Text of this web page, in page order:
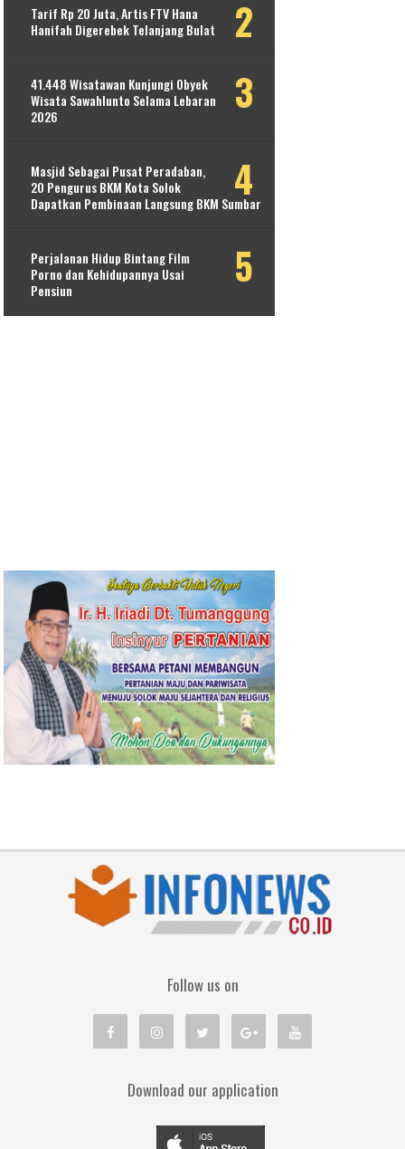
Tarif Rp 20 Juta, Artis FTV Hana
Hanifah Digerebek Telanjang Bulat
41.448 Wisatawan Kunjungi Obyek
Wisata Sawahlunto Selama Lebaran
2026
Masjid Sebagai Pusat Peradaban,
20 Pengurus BKM Kota Solok
Dapatkan Pembinaan Langsung BKM Sumbar
Perjalanan Hidup Bintang Film
Porno dan Kehidupannya Usai
Pensiun
Follow us on
Download our application